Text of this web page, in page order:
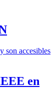
son accesibles
en